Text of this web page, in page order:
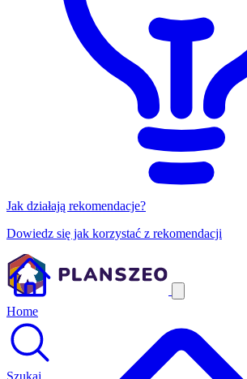
Jak działają rekomendacje?
Dowiedz się jak korzystać z rekomendacji
Home
Szukaj